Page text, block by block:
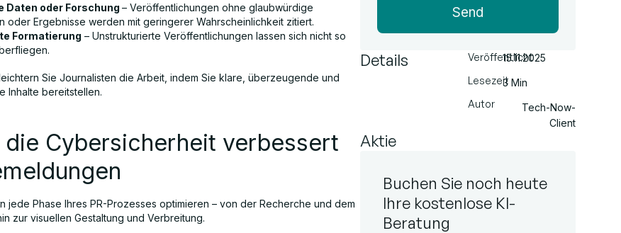
Daten oder Forschung – Veröffentlichungen ohne glaubwürdige
oder Ergebnisse werden mit geringerer Wahrscheinlichkeit zitiert.
Formatierung – Unstrukturierte Veröffentlichungen lassen sich nicht so
Sie Journalisten die Arbeit, indem Sie klare, überzeugende und
Inhalte bereitstellen.
die Cybersicherheit verbessert
jede Phase Ihres PR-Prozesses optimieren – von der Recherche und dem
zur visuellen Gestaltung und Verbreitung.
Send
Details
Veröffentlicht
Lesezeit
Autor
15.11.2025
3 Min
Tech-Now-
Client
Aktie
Buchen Sie noch heute
Ihre kostenlose KI-
Beratung